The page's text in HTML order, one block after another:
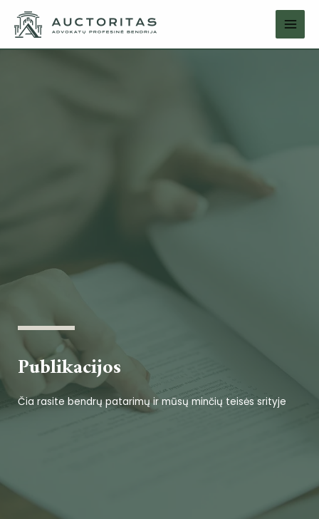
Publikacijos
Čia rasite bendrų patarimų ir mūsų minčių teisės srityje